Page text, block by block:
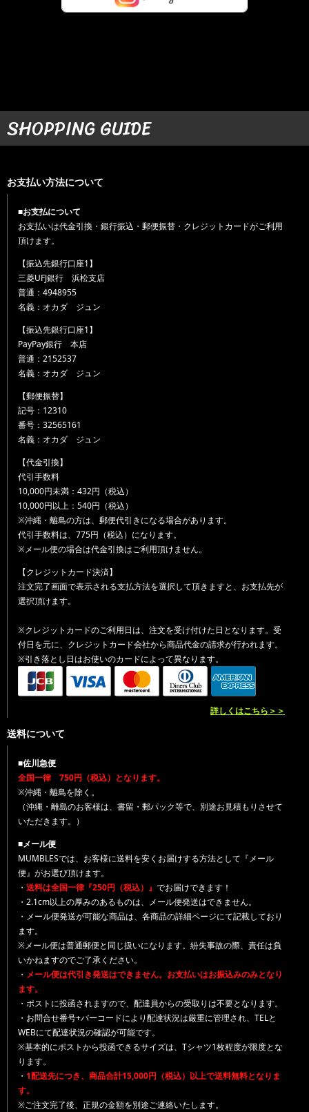
SHOPPING GUIDE
お支払い方法について
■お支払について
お支払いは代金引換・銀行振込・郵便振替・クレジットカードがご利用
頂けます。
【振込先銀行口座1】
三菱UFJ銀行 浜松支店
普通：4948955
名義：オカダ ジュン
【振込先銀行口座1】
PayPay銀行 本店
普通：2152537
名義：オカダ ジュン
【郵便振替】
記号：12310
番号：32565161
名義：オカダ ジュン
【代金引換】
代引手数料
10,000円未満：432円（税込）
10,000円以上：540円（税込）
※沖縄・離島の方は、郵便代引きになる場合があります。
代引手数料は、775円（税込）になります。
※メール便の場合は代金引換はご利用頂けません。
【クレジットカード決済】
注文完了画面で表示される支払方法を選択して頂きますと、お支払先が
選択頂けます。
※クレジットカードのご利用日は、注文を受け付けた日となります。受
付日を元に、クレジットカード会社から商品代金の請求が行われます。
※引き落とし日はお使いのカードによって異なります。
詳しくはこちら＞＞
送料について
■佐川急便
全国一律 750円（税込）となります。
※沖縄・離島を除く。
（沖縄・離島のお客様は、書留・郵パック等で、別途お見積もりさせて
いただきます。）
■メール便
MUMBLESでは、お客様に送料を安くお届けする方法として『メール
便』がお選び頂けます。
・ 送料は全国一律『250円（税込）』 でお届けできます！
・2.1cm以上の厚みのあるものは、メール便発送はできません。
・メール便発送が可能な商品は、各商品の詳細ページにて記載しており
ます。
※メール便は普通郵便と同じ扱いになります。紛失事故の際、責任は負
いかねますのでご了承ください。
・ メール便は代引き発送はできません。お支払いはお振込みのみとなり
ます。
・ポストに投函されますので、配達員からの受取りは不要となります。
・お問合せ番号+バーコードにより配達状況は厳重に管理され、TELと
WEBにて配達状況の確認が可能です。
※基本的にポストから投函できるサイズは、Tシャツ1枚程度が限度とな
ります。
・ 1配送先につき、商品合計15,000円（税込）以上で送料無料となりま
す。
※ご注文完了後、正規の金額を別途ご連絡いたします。